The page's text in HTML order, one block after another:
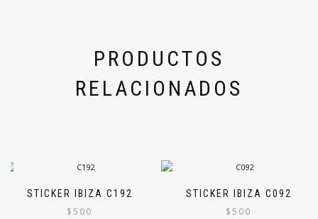
PRODUCTOS
RELACIONADOS
STICKER IBIZA C192
$500
STICKER IBIZA C092
$500